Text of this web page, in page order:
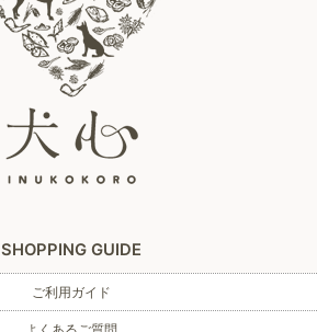
SHOPPING GUIDE
ご利用ガイド